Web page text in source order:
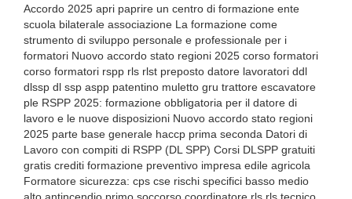
Accordo 2025 apri paprire un centro di formazione ente
scuola bilaterale associazione La formazione come
strumento di sviluppo personale e professionale per i
formatori Nuovo accordo stato regioni 2025 corso formatori
corso formatori rspp rls rlst preposto datore lavoratori ddl
dlssp dl ssp aspp patentino muletto gru trattore escavatore
ple RSPP 2025: formazione obbligatoria per il datore di
lavoro e le nuove disposizioni Nuovo accordo stato regioni
2025 parte base generale haccp prima seconda Datori di
Lavoro con compiti di RSPP (DL SPP) Corsi DLSPP gratuiti
gratis crediti formazione preventivo impresa edile agricola
Formatore sicurezza: cps cse rischi specifici basso medio